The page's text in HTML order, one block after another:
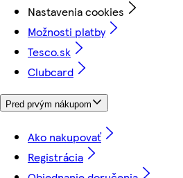
Nastavenia cookies
Možnosti platby
Tesco.sk
Clubcard
Pred prvým nákupom
Ako nakupovať
Registrácia